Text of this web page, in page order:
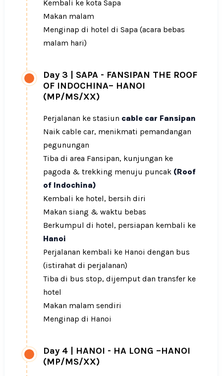
Kembali ke kota Sapa
Makan malam
Menginap di hotel di Sapa (acara bebas
malam hari)
Day 3
SAPA - FANSIPAN THE ROOF
OF INDOCHINA– HANOI
(MP/MS/XX)
Perjalanan ke stasiun cable car Fansipan
Naik cable car, menikmati pemandangan
pegunungan
Tiba di area Fansipan, kunjungan ke
pagoda & trekking menuju puncak (Roof
of Indochina)
Kembali ke hotel, bersih diri
Makan siang & waktu bebas
Berkumpul di hotel, persiapan kembali ke
Hanoi
Perjalanan kembali ke Hanoi dengan bus
(istirahat di perjalanan)
Tiba di bus stop, dijemput dan transfer ke
hotel
Makan malam sendiri
Menginap di Hanoi
Day 4
HANOI - HA LONG –HANOI
(MP/MS/XX)